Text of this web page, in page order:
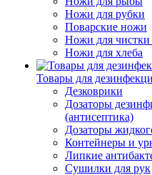
Ножи для рубки
Поварские ножи
Ножи для
Ножи для хлеба
Товары для
Дезковрики
Дозаторы
(антисептика)
Дозаторы
Контейнеры и
Липкие
Сушилки для рук